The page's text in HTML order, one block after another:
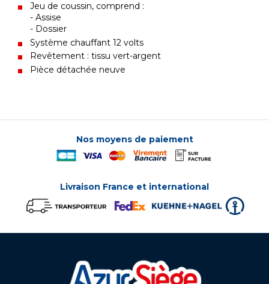
Jeu de coussin, comprend :
- Assise
- Dossier
Système chauffant 12 volts
Revêtement : tissu vert-argent
Pièce détachée neuve
Nos moyens de paiement
Livraison France et international